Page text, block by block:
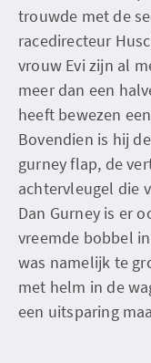
trouwde met de
racedirecteur
vrouw Evi zijn al
meer dan een
heeft bewezen
Bovendien is hij
gurney flap, de
achtervleugel die
Dan Gurney is er
vreemde bobbel
was namelijk te
met helm in de
een uitsparing